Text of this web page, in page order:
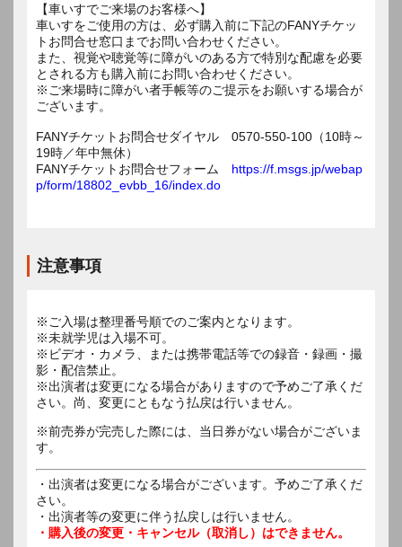
【車いすでご来場のお客様へ】
車いすをご使用の方は、必ず購入前に下記のFANYチケッ
トお問合せ窓口までお問い合わせください。
また、視覚や聴覚等に障がいのある方で特別な配慮を必要
とされる方も購入前にお問い合わせください。
※ご来場時に障がい者手帳等のご提示をお願いする場合が
ございます。
FANYチケットお問合せダイヤル 0570-550-100（10時～
19時／年中無休）
FANYチケットお問合せフォーム https://f.msgs.jp/webap
p/form/18802_evbb_16/index.do
注意事項
※ご入場は整理番号順でのご案内となります。
※未就学児は入場不可。
※ビデオ・カメラ、または携帯電話等での録音・録画・撮
影・配信禁止。
※出演者は変更になる場合がありますので予めご了承くだ
さい。尚、変更にともなう払戻は行いません。
※前売券が完売した際には、当日券がない場合がございま
す。
・出演者は変更になる場合がございます。予めご了承くだ
さい。
・出演者等の変更に伴う払戻しは行いません。
・購入後の変更・キャンセル（取消し）はできません。